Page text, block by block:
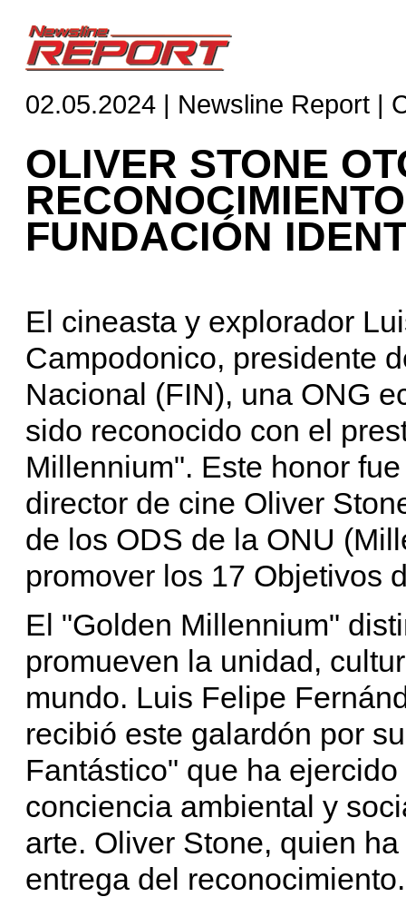
02.05.2024 | Newsline Report |
OLIVER STONE
FUNDACIÓN
El cineasta y explorador
Campodonico, presidente
Nacional (FIN), una ONG
sido reconocido con el
Millennium". Este honor
director de cine Oliver
de los ODS de la ONU
promover los 17 Objetivos
El "Golden Millennium"
promueven la unidad,
mundo. Luis Felipe
recibió este galardón por
Fantástico" que ha
conciencia ambiental y
arte. Oliver Stone, quien
entrega del reconocimiento.